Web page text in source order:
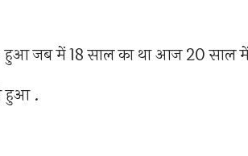
हुआ जब में 18 साल का था आज 20 साल
हुआ .